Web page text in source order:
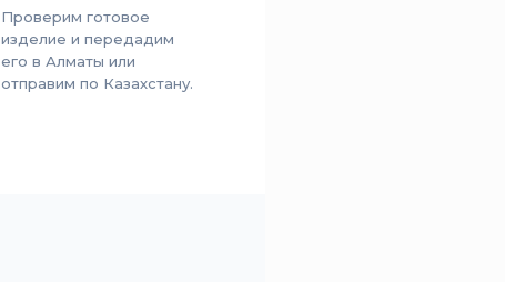
Проверим готовое
изделие и передадим
его в Алматы или
отправим по Казахстану.